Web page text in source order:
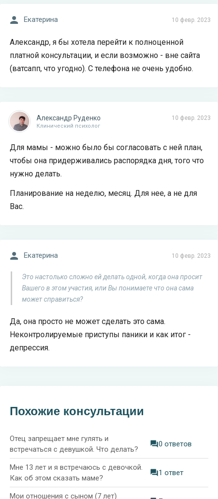
10 февр. 2023
Екатерина
Александр, я бы хотела перейти к полноценной
платной консультации, и если возможно - вне сайта
(ватсапп, что угодно). С телефона не очень удобно.
10 февр. 2023
Александр Руденко
Клинический психолог
Для мамы - можно было бы согласовать с ней план,
чтобы она придерживались распорядка дня, того что
нужно делать.
Планирование на неделю, месяц. Для нее, а не для
Вас.
10 февр. 2023
Екатерина
Это настолько сложно ей делать одной, когда она просит
Вашего в этом участия, или Вы понимаете что она сама
может справиться?
Да, она просто не может сделать это сама.
Неконтролируемые приступы паники и как итог -
депрессия.
Похожие консультации
Отец запрещает мне гулять и
встречаться с девушкой. Что делать?
0 ответов
Мне 13 лет и я встречаюсь с девочкой.
Как об этом сказать маме?
1 ответ
Мои отношения с сыном (7 лет)